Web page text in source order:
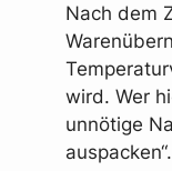
Nach dem
wird. Wer
unnötige